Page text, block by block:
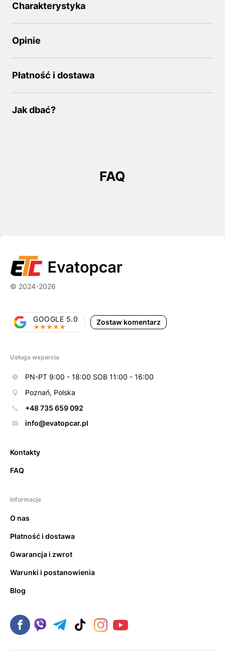
Charakterystyka
Opinie
Płatność i dostawa
Jak dbać?
FAQ
© 2024-2026
Zostaw komentarz
GOOGLE 5.0
Usługa wsparcia
PN-PT 9:00 - 18:00 SOB 11:00 - 16:00
Poznań, Polska
+48 735 659 092
info@evatopcar.pl
Kontakty
FAQ
Informacje
O nas
Płatność i dostawa
Gwarancja i zwrot
Warunki i postanowienia
Blog